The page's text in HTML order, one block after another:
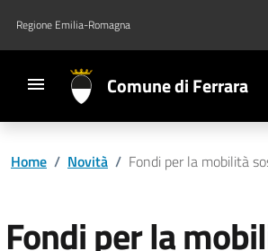
Vai al contenuto principale
Vai al footer
Regione Emilia-Romagna
Comune di Ferrara
Home / Novità / Fondi per la mobilità
Fondi per la